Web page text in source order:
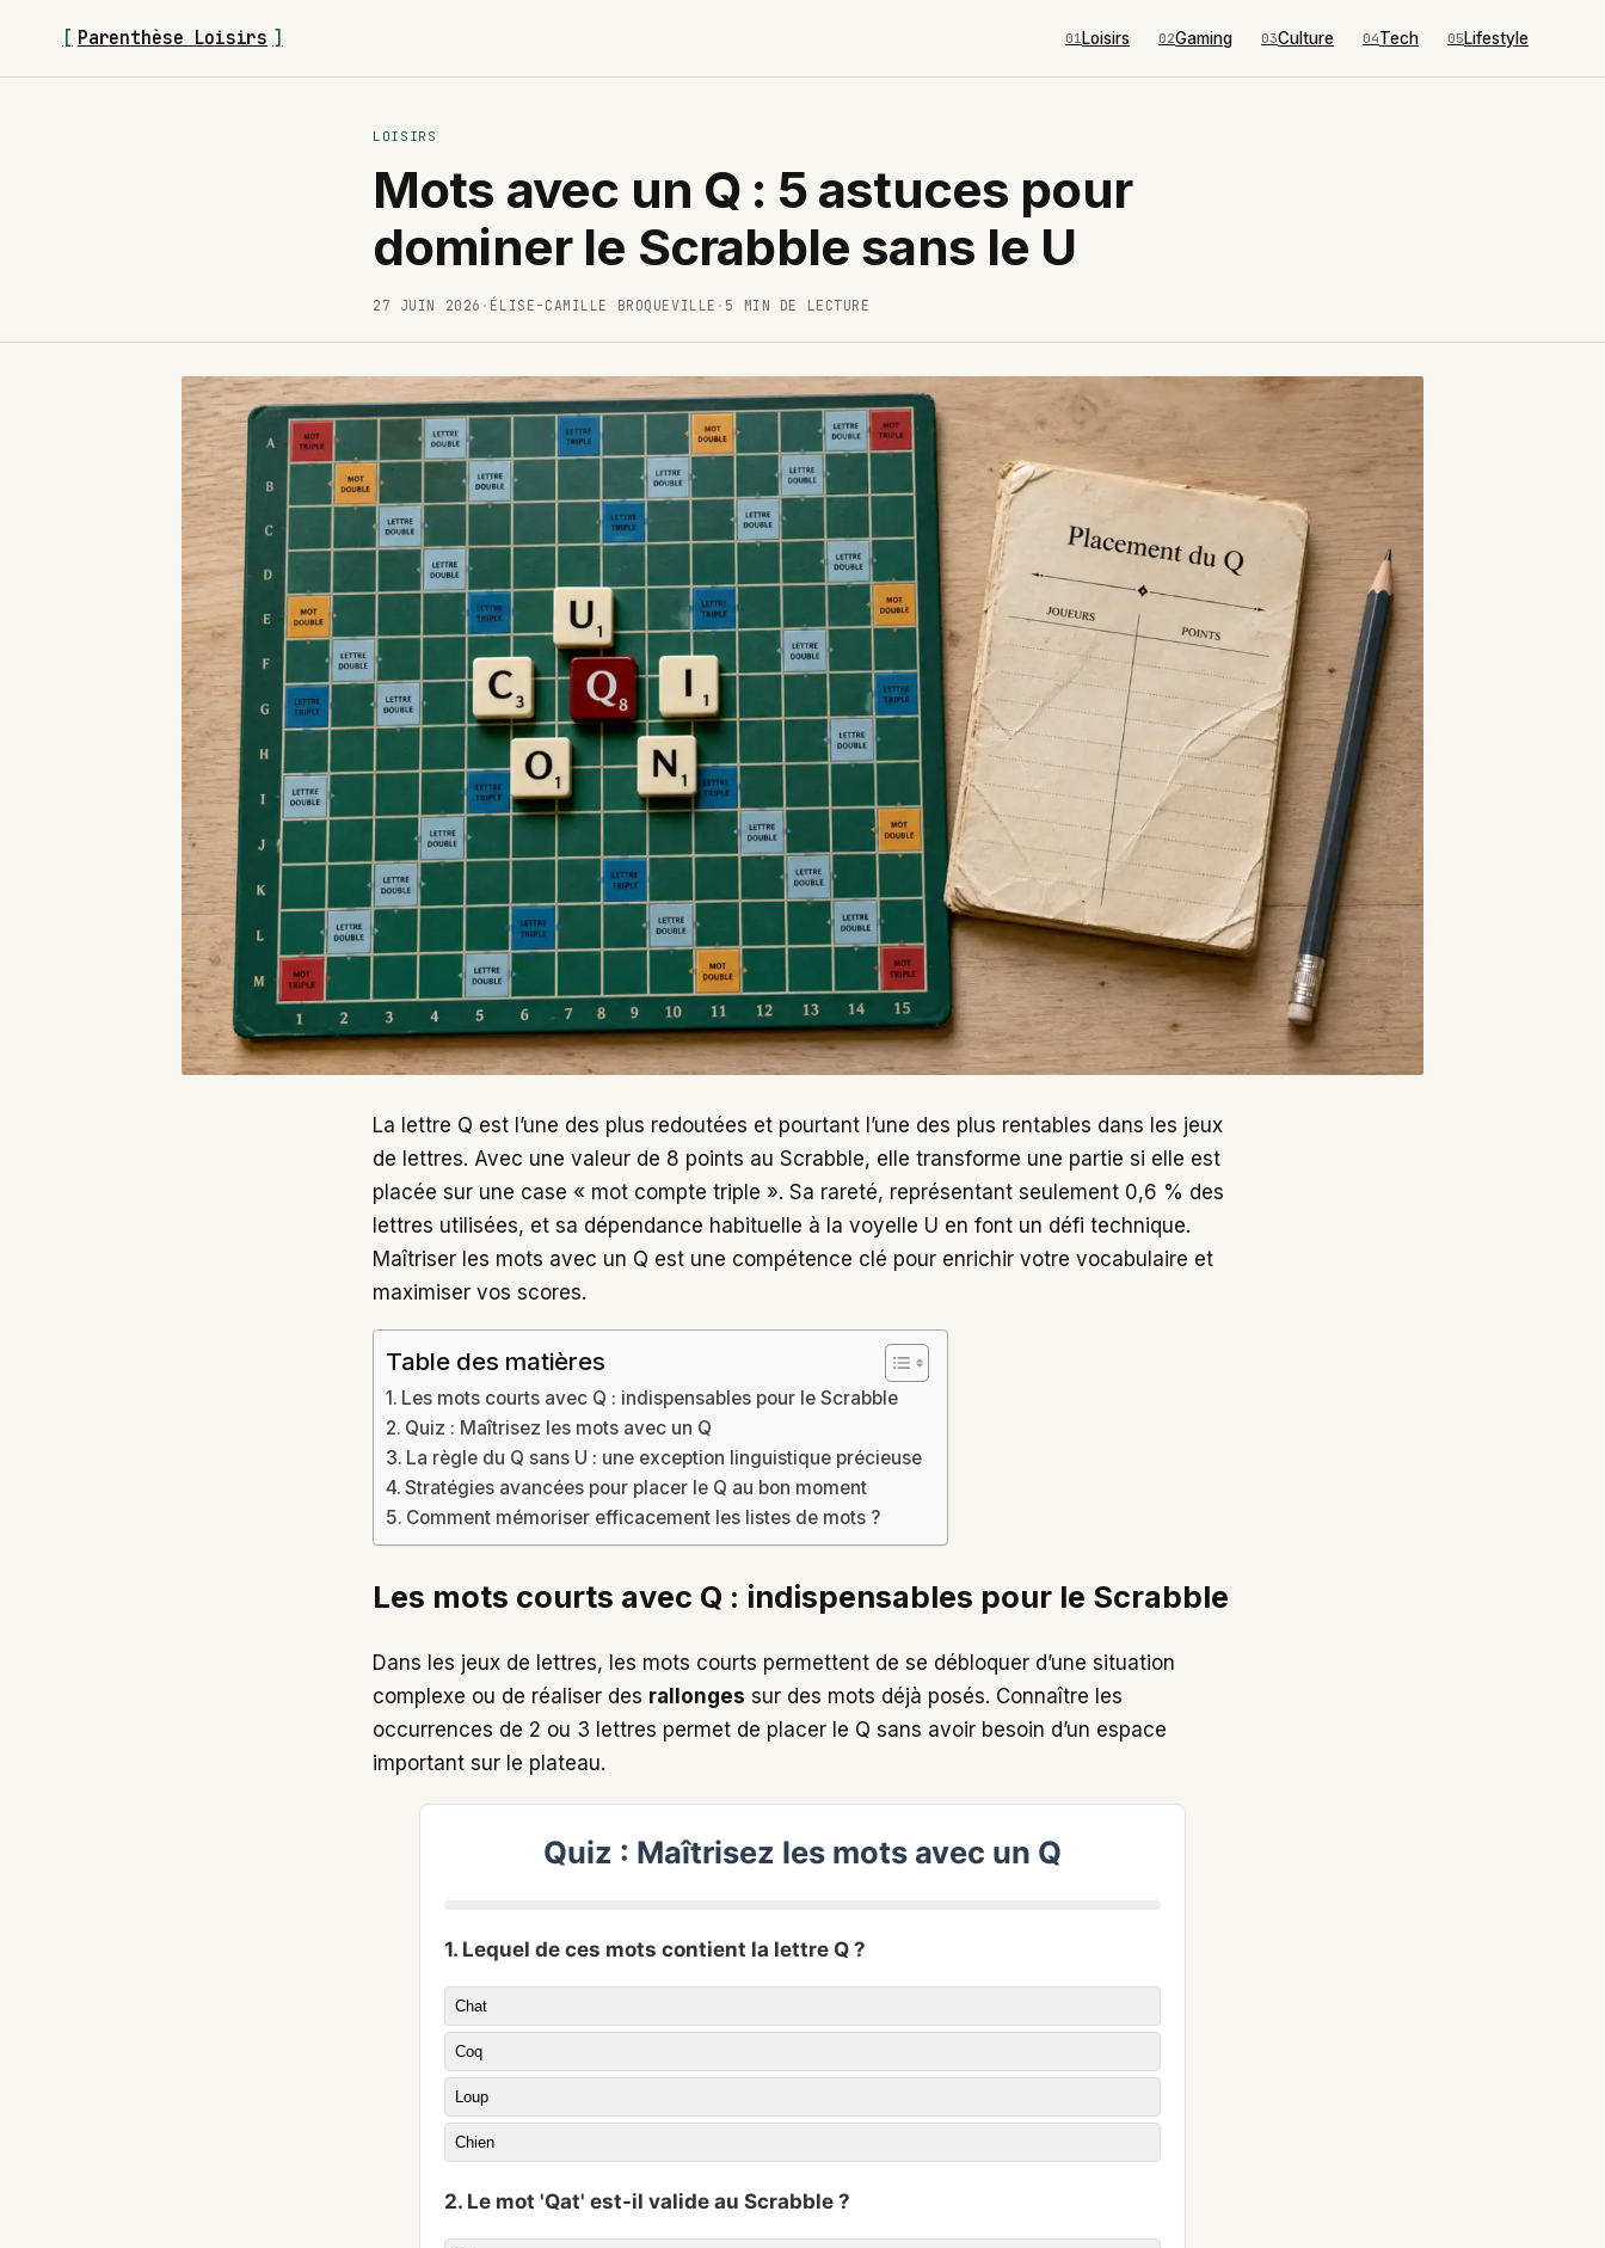
[ Parenthèse Loisirs ] 01 Loisirs 02Gaming 03Culture 04Tech 05 Lifestyle
LOISIRS
Mots avec un Q : 5 astuces pour
dominer le Scrabble sans le U
27 JUIN 2026 · ÉLISE-CAMILLE BROQUEVILLE · 5 MIN DE LECTURE
La lettre Q est l’une des plus redoutées et pourtant l’une des plus rentables dans les jeux
de lettres. Avec une valeur de 8 points au Scrabble, elle transforme une partie si elle est
placée sur une case « mot compte triple ». Sa rareté, représentant seulement 0,6 % des
lettres utilisées, et sa dépendance habituelle à la voyelle U en font un défi technique.
Maîtriser les mots avec un Q est une compétence clé pour enrichir votre vocabulaire et
maximiser vos scores.
Table des matières
Les mots courts avec Q : indispensables pour le Scrabble
Quiz : Maîtrisez les mots avec un Q
La règle du Q sans U : une exception linguistique précieuse
Stratégies avancées pour placer le Q au bon moment
Comment mémoriser efficacement les listes de mots ?
Les mots courts avec Q : indispensables pour le Scrabble
Dans les jeux de lettres, les mots courts permettent de se débloquer d’une situation
complexe ou de réaliser des rallonges sur des mots déjà posés. Connaître les
occurrences de 2 ou 3 lettres permet de placer le Q sans avoir besoin d’un espace
important sur le plateau.
Quiz : Maîtrisez les mots avec un Q
1. Lequel de ces mots contient la lettre Q ?
Chat
Coq
Loup
Chien
2. Le mot 'Qat' est-il valide au Scrabble ?